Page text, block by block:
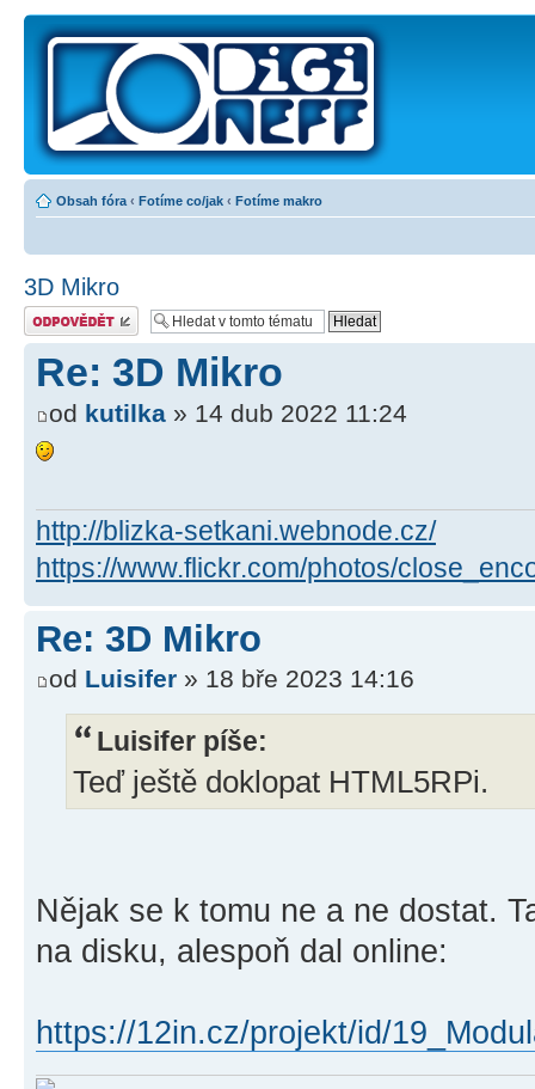
Obsah fóra ‹ Fotíme co/jak ‹ Fotíme makro
3D Mikro
Odeslat odpověď
Re: 3D Mikro
od kutilka » 14 dub 2022 11:24
http://blizka-setkani.webnode.cz/
https://www.flickr.com/photos/
Re: 3D Mikro
od Luisifer » 18 bře 2023 14:16
Luisifer píše:
Teď ještě doklopat HTML5RPi.
Nějak se k tomu ne a ne dostat.
na disku, alespoň dal online:
https://12in.cz/projekt/id/